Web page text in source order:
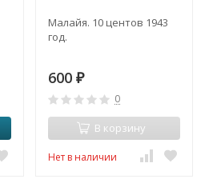
Малайя. 10 центов 1943
год.
600 ₽
0
В корзину
Нет в наличии